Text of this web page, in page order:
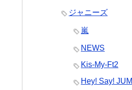
ジャニーズ
嵐
NEWS
Kis-My-Ft2
Hey! Say!